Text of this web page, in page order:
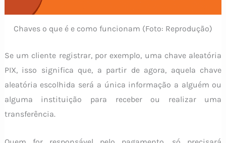
Chaves o que é e como funcionam (Foto: Reprodução)
Se um cliente registrar, por exemplo, uma chave aleatória
PIX, isso significa que, a partir de agora, aquela chave
aleatória escolhida será a única informação a alguém ou
alguma instituição para receber ou realizar uma
transferência.